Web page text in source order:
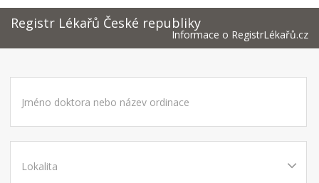
Registr Lékařů České republiky
Informace o RegistrLékařů.cz